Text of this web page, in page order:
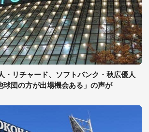
・リチャード、ソフトバンク・秋広優人
球団の方が出場機会ある」の声が